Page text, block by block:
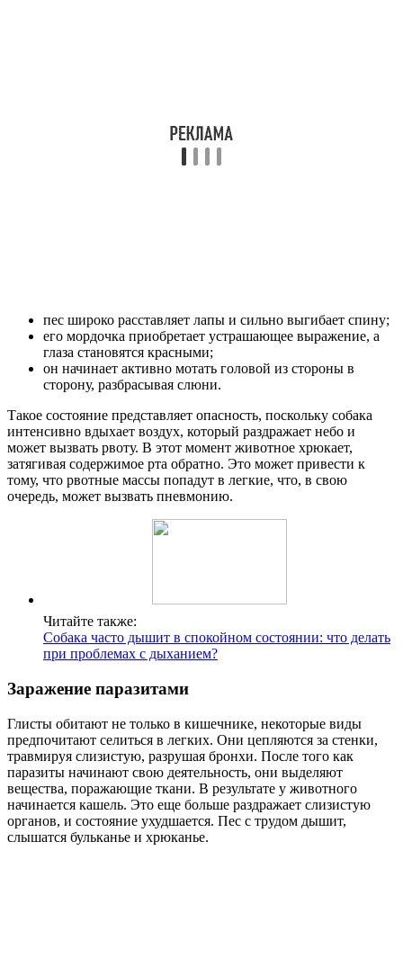
пес широко расставляет лапы и сильно выгибает спину;
его мордочка приобретает устрашающее выражение, а
глаза становятся красными;
он начинает активно мотать головой из стороны в
сторону, разбрасывая слюни.
Такое состояние представляет опасность, поскольку собака
интенсивно вдыхает воздух, который раздражает небо и
может вызвать рвоту. В этот момент животное хрюкает,
затягивая содержимое рта обратно. Это может привести к
тому, что рвотные массы попадут в легкие, что, в свою
очередь, может вызвать пневмонию.
Читайте также:
Собака часто дышит в спокойном состоянии: что делать
при проблемах с дыханием?
Заражение паразитами
Глисты обитают не только в кишечнике, некоторые виды
предпочитают селиться в легких. Они цепляются за стенки,
травмируя слизистую, разрушая бронхи. После того как
паразиты начинают свою деятельность, они выделяют
вещества, поражающие ткани. В результате у животного
начинается кашель. Это еще больше раздражает слизистую
органов, и состояние ухудшается. Пес с трудом дышит,
слышатся бульканье и хрюканье.